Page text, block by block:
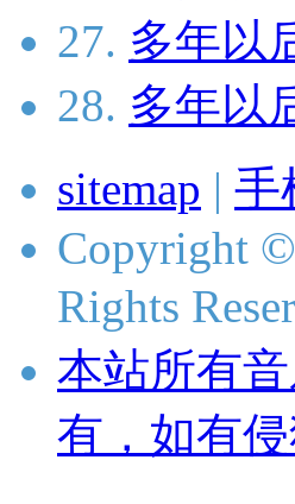
27. 多年以
28. 多年以
sitemap | 手
Copyright
Rights
本站所有
有，如有